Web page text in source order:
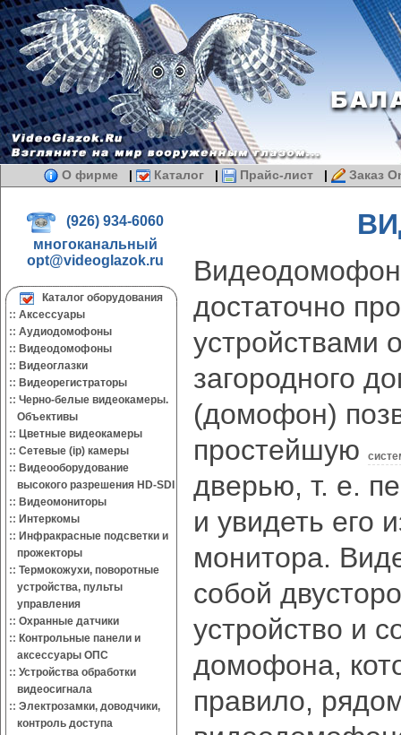
О фирме | Каталог | Прайс-лист | Заказ
(926) 934-6060
многоканальный
opt@videoglazok.ru
Каталог оборудования
:: Аксессуары
:: Аудиодомофоны
:: Видеодомофоны
:: Видеоглазки
:: Видеорегистраторы
:: Черно-белые видеокамеры.
Объективы
:: Цветные видеокамеры
:: Сетевые (ip) камеры
:: Видеооборудование
высокого разрешения HD-SDI
:: Видеомониторы
:: Интеркомы
:: Инфракрасные подсветки и
прожекторы
:: Термокожухи, поворотные
устройства, пульты
управления
:: Охранные датчики
:: Контрольные панели и
аксессуары ОПС
:: Устройства обработки
видеосигнала
:: Электрозамки, доводчики,
контроль доступа
достаточно
устройствами
загородного
(домофон)
простейшую
дверью, т. е.
и увидеть его
монитора.
собой
устройство и
домофона,
правило,